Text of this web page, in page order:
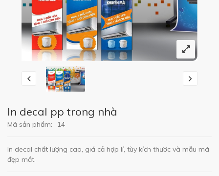
In decal pp trong nhà
Mã sản phẩm: 14
In decal chất lượng cao, giá cả hợp lí, tùy kích thươc và mẫu mã
đẹp mắt.